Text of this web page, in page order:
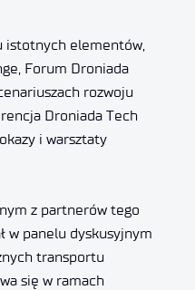
istotnych elementów,
Forum Droniada
rozwoju
Droniada Tech
i warsztaty
z partnerów tego
w panelu dyskusyjnym
transportu
się w ramach